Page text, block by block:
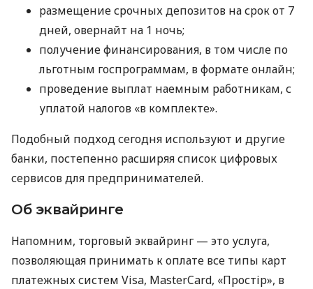
размещение срочных депозитов на срок от 7
дней, овернайт на 1 ночь;
получение финансирования, в том числе по
льготным госпрограммам, в формате онлайн;
проведение выплат наемным работникам, с
уплатой налогов «в комплекте».
Подобный подход сегодня используют и другие
банки, постепенно расширяя список цифровых
сервисов для предпринимателей.
Об эквайринге
Напомним, торговый эквайринг — это услуга,
позволяющая принимать к оплате все типы карт
платежных систем Visa, MasterCard, «Простір», в